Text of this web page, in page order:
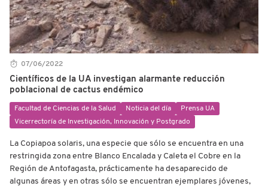
07/06/2022
Científicos de la UA investigan alarmante reducción
poblacional de cactus endémico
Facultad de Ciencias de la Salud Noticia del día
Prensa UA
Vicerrectoría de Investigación, Innovación y Postgrado
La Copiapoa solaris, una especie que sólo se encuentra en una
restringida zona entre Blanco Encalada y Caleta el Cobre en la
Región de Antofagasta, prácticamente ha desaparecido de
algunas áreas y en otras sólo se encuentran ejemplares jóvenes,